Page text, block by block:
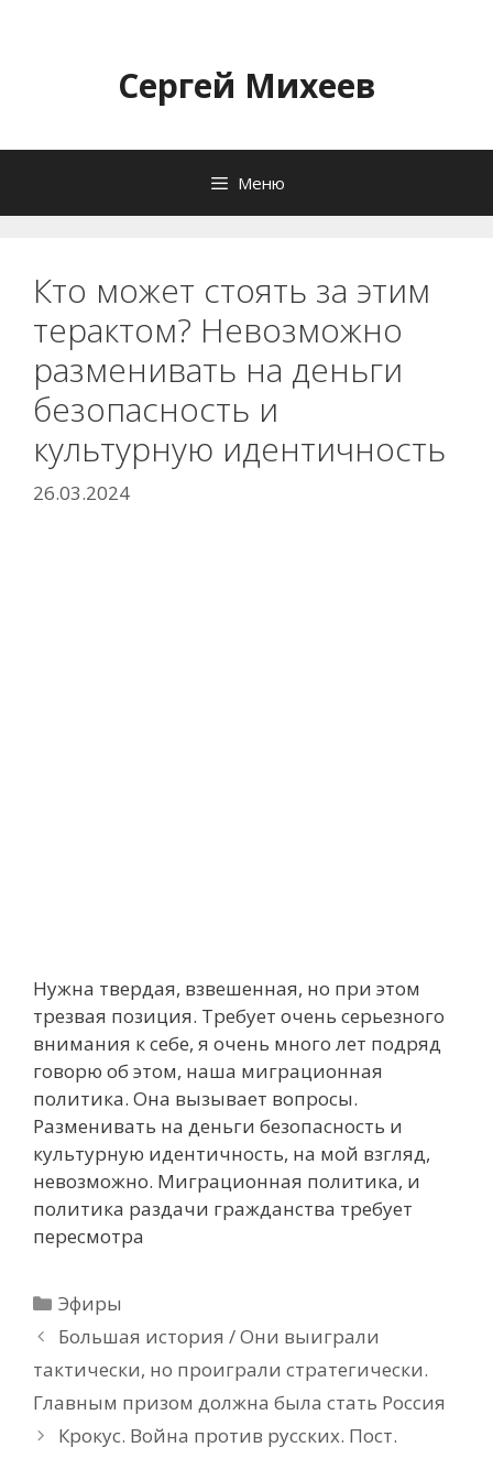
содержимомуСергей Михеев
Меню
Кто может стоять за этим
терактом? Невозможно
разменивать на деньги
безопасность и
культурную идентичность
26.03.2024
Нужна твердая, взвешенная, но при этом
трезвая позиция. Требует очень серьезного
внимания к себе, я очень много лет подряд
говорю об этом, наша миграционная
политика. Она вызывает вопросы.
Разменивать на деньги безопасность и
культурную идентичность, на мой взгляд,
невозможно. Миграционная политика, и
политика раздачи гражданства требует
пересмотра
Рубрики
Эфиры
Большая история / Они выиграли
тактически, но проиграли стратегически.
Главным призом должна была стать Россия
Крокус. Война против русских. Пост.